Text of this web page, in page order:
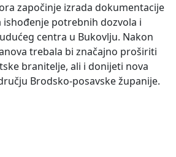
započinje izrada dokumentacije
ishođenje potrebnih dozvola i
centra u Bukovlju. Nakon
trebala bi značajno proširiti
branitelje, ali i donijeti nova
Brodsko-posavske županije.